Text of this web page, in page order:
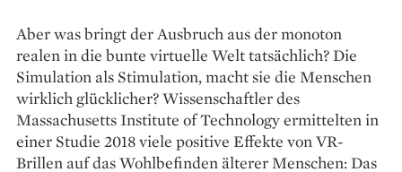
Aber was bringt der Ausbruch aus der monoton
realen in die bunte virtuelle Welt tatsächlich? Die
Simulation als Stimulation, macht sie die Menschen
wirklich glücklicher? Wissenschaftler des
Massachusetts Institute of Technology ermittelten in
einer Studie 2018 viele positive Effekte von VR-
Brillen auf das Wohlbefinden älterer Menschen: Das